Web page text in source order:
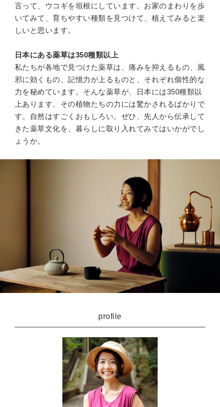
言って、ウコギを垣根にしています。お家のまわりを歩
いてみて、育ちやすい種類を見つけて、植えてみると楽
しいと思います。
日本にある薬草は350種類以上
私たちが各地で見つけた薬草は、痛みを抑えるもの、風
邪に効くもの、記憶力が上るものと、それぞれ個性的な
力を秘めています。そんな薬草が、日本には350種類以
上あります。その植物たちの力には驚かされるばかりで
す。自然はすごくおもしろい。ぜひ、先人から伝承して
きた薬草文化を、暮らしに取り入れてみてはいかがでし
ょうか。
profile